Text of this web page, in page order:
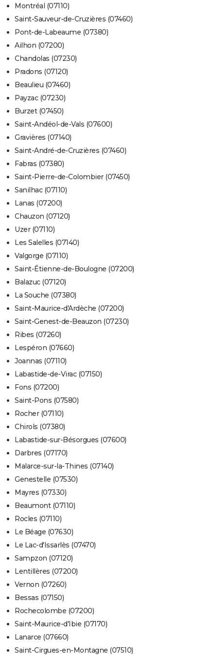
Montréal (07110)
Saint-Sauveur-de-Cruzières (07460)
Pont-de-Labeaume (07380)
Ailhon (07200)
Chandolas (07230)
Pradons (07120)
Beaulieu (07460)
Payzac (07230)
Burzet (07450)
Saint-Andéol-de-Vals (07600)
Gravières (07140)
Saint-André-de-Cruzières (07460)
Fabras (07380)
Saint-Pierre-de-Colombier (07450)
Sanilhac (07110)
Lanas (07200)
Chauzon (07120)
Uzer (07110)
Les Salelles (07140)
Valgorge (07110)
Saint-Étienne-de-Boulogne (07200)
Balazuc (07120)
La Souche (07380)
Saint-Maurice-d'Ardèche (07200)
Saint-Genest-de-Beauzon (07230)
Ribes (07260)
Lespéron (07660)
Joannas (07110)
Labastide-de-Virac (07150)
Fons (07200)
Saint-Pons (07580)
Rocher (07110)
Chirols (07380)
Labastide-sur-Bésorgues (07600)
Darbres (07170)
Malarce-sur-la-Thines (07140)
Genestelle (07530)
Mayres (07330)
Beaumont (07110)
Rocles (07110)
Le Béage (07630)
Le Lac-d'Issarlès (07470)
Sampzon (07120)
Lentillères (07200)
Vernon (07260)
Bessas (07150)
Rochecolombe (07200)
Saint-Maurice-d'Ibie (07170)
Lanarce (07660)
Saint-Cirgues-en-Montagne (07510)